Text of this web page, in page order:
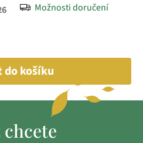
Možnosti doručení
do košíku
chcete